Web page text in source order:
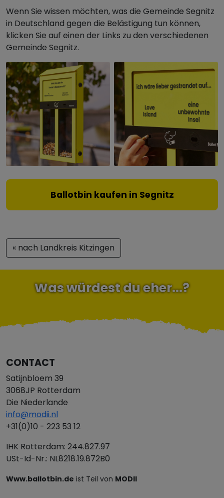
Wenn Sie wissen möchten, was die Gemeinde Segnitz
in Deutschland gegen die Belästigung tun können,
klicken Sie auf einen der Links zu den verschiedenen
Gemeinde Segnitz.
Ballotbin kaufen in Segnitz
« nach Landkreis Kitzingen
Was würdest du eher...?
CONTACT
Satijnbloem 39
3068JP Rotterdam
Die Niederlande
info@modii.nl
+31(0)10 - 223 53 12
IHK Rotterdam: 244.827.97
USt-Id-Nr.: NL8218.19.872B0
Www.ballotbin.de ist Teil von MODII